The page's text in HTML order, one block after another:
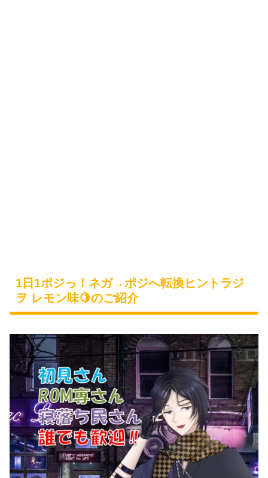
1日1ポジっ！ネガ→ポジへ転換ヒントラジ
ヲ レモン味🍋のご紹介